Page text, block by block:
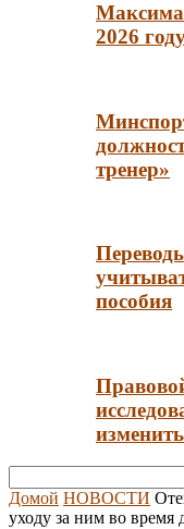
2026
тренер»
пособия
изменить
Домой НОВОСТИ
уходу за ним во время